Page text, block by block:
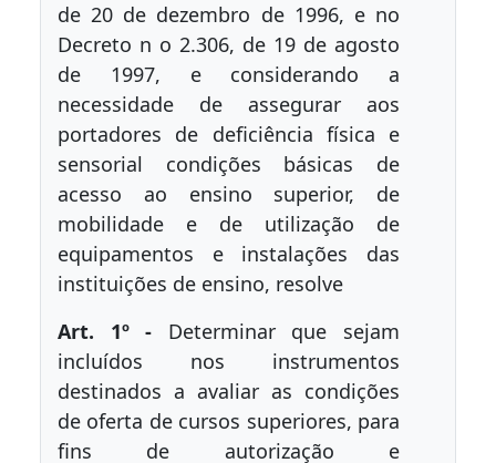
de 20 de dezembro de 1996, e no
Decreto n o 2.306, de 19 de agosto
de 1997, e considerando a
necessidade de assegurar aos
portadores de deficiência física e
sensorial condições básicas de
acesso ao ensino superior, de
mobilidade e de utilização de
equipamentos e instalações das
instituições de ensino, resolve
Art. 1º - Determinar que sejam
incluídos nos instrumentos
destinados a avaliar as condições
de oferta de cursos superiores, para
fins de autorização e